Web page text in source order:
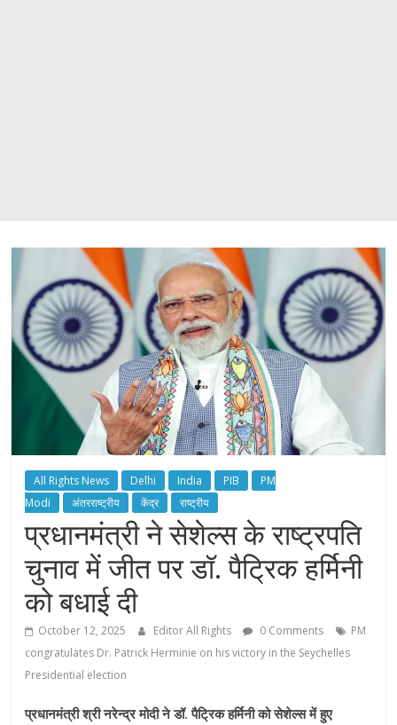
All Rights News Delhi India PIB
PM
Modi
अंतरराष्ट्रीय केंद्र राष्ट्रीय
प्रधानमंत्री ने सेशेल्स के राष्ट्रपति
चुनाव में जीत पर डॉ. पैट्रिक हर्मिनी
को बधाई दी
October 12, 2025 Editor All Rights 0 Comments
PM
congratulates Dr. Patrick Herminie on his victory in the Seychelles
Presidential election
प्रधानमंत्री श्री नरेन्द्र मोदी ने डॉ. पैट्रिक हर्मिनी को सेशेल्स में हुए